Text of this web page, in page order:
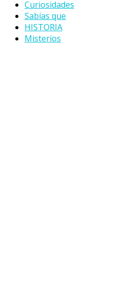
Curiosidades
Sabías que
HISTORIA
Misterios